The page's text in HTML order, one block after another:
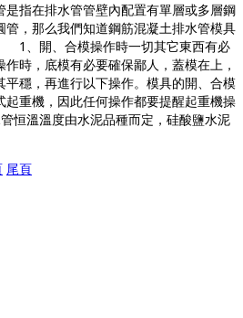
指在排水管管壁內配置有單層或多層鋼
管，那么我們知道鋼筋混凝土排水管模具
1、開、合模操作時一切其它東西有必
時，底模有必要確保鄙人，蓋模在上，
平穩，再進行以下操作。模具的開、合模
起重機，因此任何操作都要提醒起重機操
溫溫度由水泥品種而定，硅酸鹽水泥
尾頁